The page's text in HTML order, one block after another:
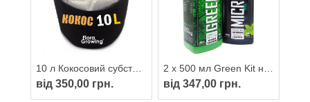
10 л Кокосовий субстрат із агроперлітом у тканинному горщику Grow Bag від FloraGrowing готовий до вирощування
від 350,00 грн. від 347,00 грн.